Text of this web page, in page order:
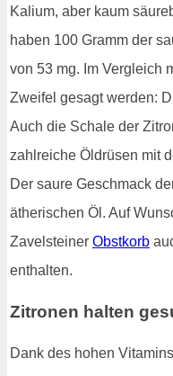
Kalium, aber kaum
haben 100 Gramm der
von 53 mg. Im Vergleich
Zweifel gesagt werden:
Auch die Schale der
zahlreiche Öldrüsen mit
Der saure Geschmack
ätherischen Öl. Auf
Zavelsteiner Obstkorb
enthalten.
Zitronen halten
Dank des hohen